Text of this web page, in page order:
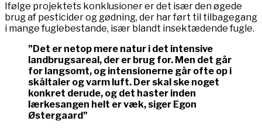
Ifølge projektets konklusioner er det især den øgede
brug af pesticider og gødning, der har ført til tilbagegang
i mange fuglebestande, især blandt insektædende fugle.
”Det er netop mere natur i det intensive
landbrugsareal, der er brug for. Men det går
for langsomt, og intensionerne går ofte op i
skåltaler og varm luft. Der skal ske noget
konkret derude, og det haster inden
lærkesangen helt er væk, siger Egon
Østergaard”